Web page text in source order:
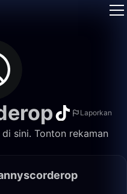
Laporkan
sini. Tonton rekaman